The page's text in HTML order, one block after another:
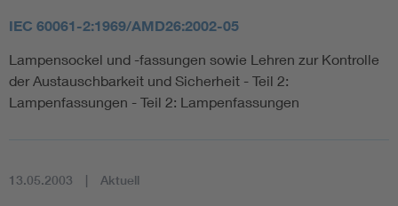
IEC 60061-2:1969/AMD26:2002-05
Lampensockel und -fassungen sowie Lehren zur Kontrolle
der Austauschbarkeit und Sicherheit - Teil 2:
Lampenfassungen - Teil 2: Lampenfassungen
13.05.2003 Aktuell